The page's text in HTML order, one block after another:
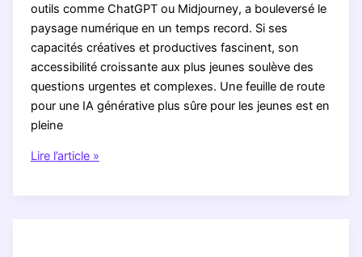
2025
!
outils comme ChatGPT ou Midjourney, a bouleversé le
paysage numérique en un temps record. Si ses
capacités créatives et productives fascinent, son
accessibilité croissante aux plus jeunes soulève des
questions urgentes et complexes. Une feuille de route
pour une IA générative plus sûre pour les jeunes est en
pleine
RÉVÉLATION
Lire l’article »